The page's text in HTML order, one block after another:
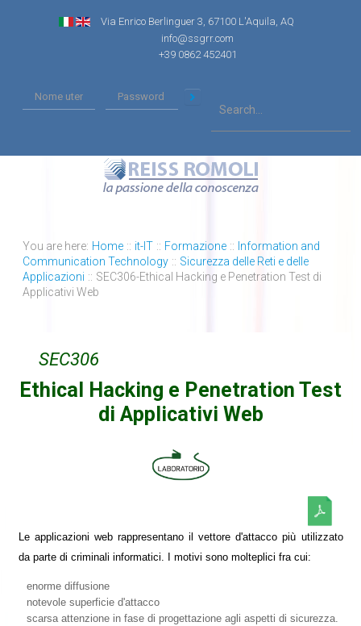
Via Enrico Berlinguer 3, 67100 L'Aquila, AQ
info@ssgrr.com
+39 0862 452401
You are here: Home :: it-IT :: Formazione :: Information and
Communication Technology :: Sicurezza delle Reti e delle
Applicazioni :: SEC306-Ethical Hacking e Penetration Test di
Applicativi Web
SEC306
Ethical Hacking e Penetration Test
di Applicativi Web
Le applicazioni web rappresentano il vettore d'attacco più utilizzato
da parte di criminali informatici. I motivi sono molteplici fra cui:
enorme diffusione
notevole superficie d'attacco
scarsa attenzione in fase di progettazione agli aspetti di sicurezza.